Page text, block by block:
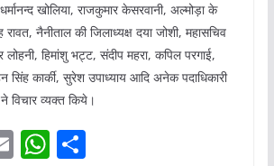
खोलिया, राजकुमार केसरवानी, अल्मोड़ा के
रावत, नैनीताल की जिलाध्यक्ष दया जोशी, महासचिव
हिमांशु भट्ट, संदीप महरा, कपिल परगाई,
सिंह कार्की, सुरेश उपाध्याय आदि अनेक पदाधिकारी
विचार व्यक्त किये।
E W S